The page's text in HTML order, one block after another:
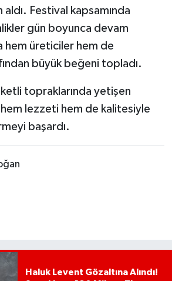
Festival kapsamında
gün boyunca devam
hem üreticiler hem de
büyük beğeni topladı.
topraklarında yetişen
hem lezzeti hem de kalitesiyle
başardı.
Haluk Levent Gözaltına Alındı!